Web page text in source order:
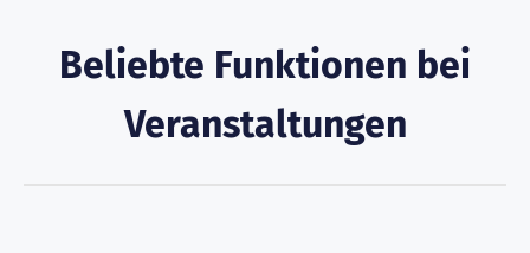
Beliebte Funktionen bei
Veranstaltungen